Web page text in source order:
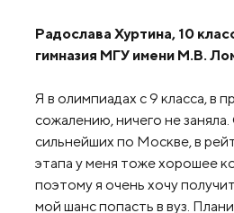
Радослава Хуртина, 10
гимназия МГУ имени М.В.
Я в олимпиадах с 9 класса, в
сожалению, ничего не
сильнейших по Москве, в
этапа у меня тоже хорошее
поэтому я очень хочу
мой шанс попасть в вуз.